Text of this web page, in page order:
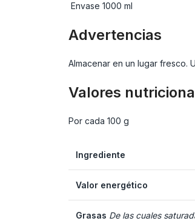
Envase 1000 ml
Advertencias
Almacenar en un lugar fresco.
Valores
Por cada 100 g
Ingrediente
Valor energético
Grasas De las cuales